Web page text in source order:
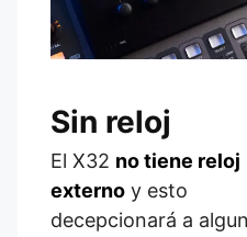
Sin reloj
El X32 no tiene reloj
externo y esto
decepcionará a